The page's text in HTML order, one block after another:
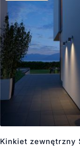
Kinkiet zewnętrzny